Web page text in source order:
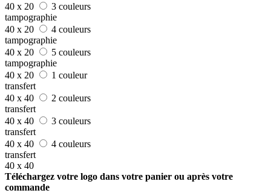
40 x 20
3 couleurs
tampographie
40 x 20
4 couleurs
tampographie
40 x 20
5 couleurs
tampographie
40 x 20
1 couleur
transfert
40 x 40
2 couleurs
transfert
40 x 40
3 couleurs
transfert
40 x 40
4 couleurs
transfert
40 x 40
Téléchargez votre logo dans votre panier ou après votre
commande